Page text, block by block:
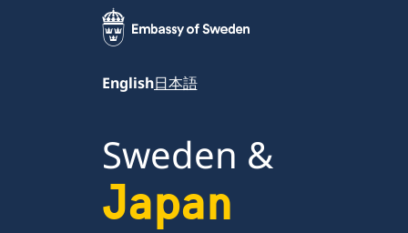
English日本語
Sweden &
Japan